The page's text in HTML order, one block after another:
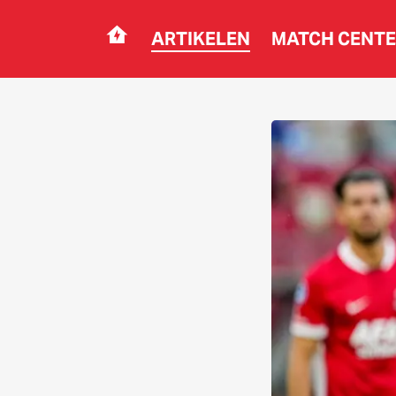
Navigation ARTIKELEN MATCH